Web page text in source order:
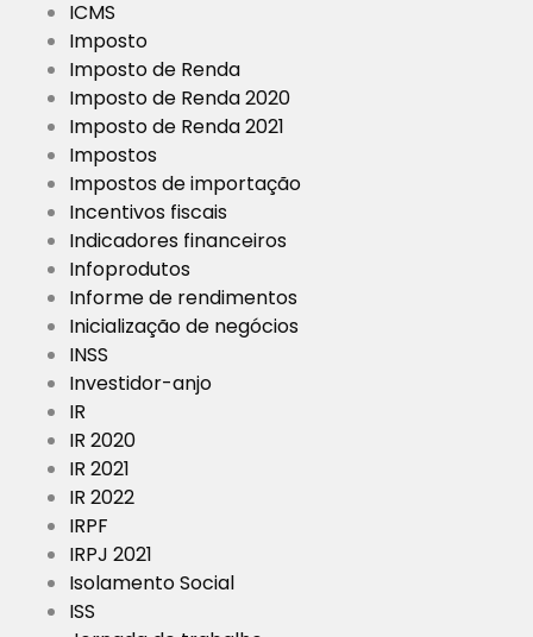
ICMS
Imposto
Imposto de Renda
Imposto de Renda 2020
Imposto de Renda 2021
Impostos
Impostos de importação
Incentivos fiscais
Indicadores financeiros
Infoprodutos
Informe de rendimentos
Inicialização de negócios
INSS
Investidor-anjo
IR
IR 2020
IR 2021
IR 2022
IRPF
IRPJ 2021
Isolamento Social
ISS